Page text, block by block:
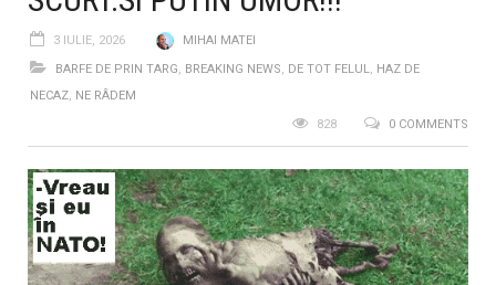
3 IULIE, 2026
MIHAI MATEI
BARFE DE PRIN TARG, BREAKING NEWS, DE TOT FELUL, HAZ DE
NECAZ, NE RÂDEM
0 COMMENTS
828